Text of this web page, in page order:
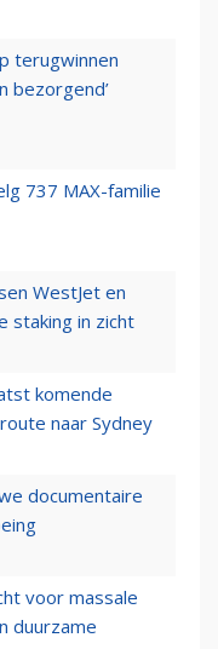
terugwinnen
bezorgend’
737 MAX-familie
WestJet en
staking in zicht
komende
naar Sydney
documentaire
voor massale
duurzame